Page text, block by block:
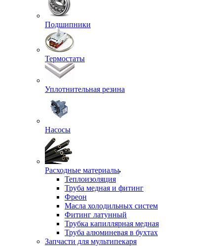
Подшипники
Термостаты
Уплотнительная резина
Насосы
Расходные материалы
Теплоизоляция
Труба медная и фитинг
Фреон
Масла холодильных систем
Фитинг латунный
Трубка капиллярная медная
Труба алюминевая в бухтах
Запчасти для мультипекаря